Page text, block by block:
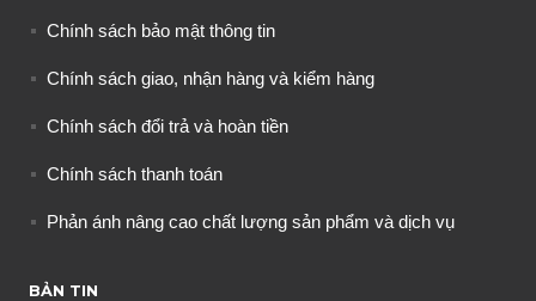
Chính sách bảo mật thông tin
Chính sách giao, nhận hàng và kiểm hàng
Chính sách đổi trả và hoàn tiền
Chính sách thanh toán
Phản ánh nâng cao chất lượng sản phẩm và dịch vụ
BẢN TIN